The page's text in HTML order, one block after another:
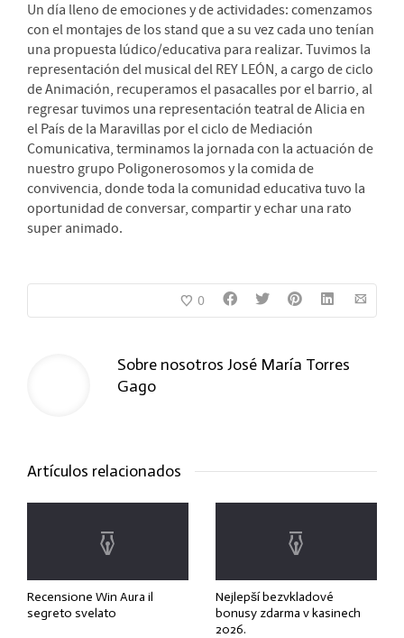
Un día lleno de emociones y de actividades: comenzamos
con el montajes de los stand que a su vez cada uno tenían
una propuesta lúdico/educativa para realizar. Tuvimos la
representación del musical del REY LEÓN, a cargo de ciclo
de Animación, recuperamos el pasacalles por el barrio, al
regresar tuvimos una representación teatral de Alicia en
el País de la Maravillas por el ciclo de Mediación
Comunicativa, terminamos la jornada con la actuación de
nuestro grupo Poligonerosomos y la comida de
convivencia, donde toda la comunidad educativa tuvo la
oportunidad de conversar, compartir y echar una rato
super animado.
0
Sobre nosotros José María Torres
Gago
Artículos relacionados
Recensione Win Aura il
segreto svelato
Nejlepší bezvkladové
bonusy zdarma v kasinech
2026.